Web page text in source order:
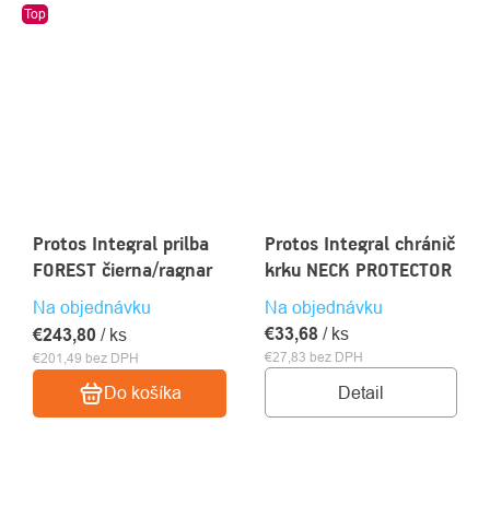
Top
Protos Integral prilba
FOREST čierna/ragnar
Na objednávku
€201,49 bez DPH
€243,80 / ks
Do košíka
Protos Integral chránič
krku NECK PROTECTOR
Na objednávku
€27,83 bez DPH
€33,68 / ks
Detail